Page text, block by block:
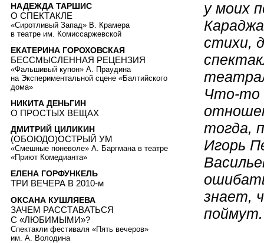
у моих
стихи,
Что-то
тогда,
Игорь
знает,
НАДЕЖДА ТАРШИС
О СПЕКТАКЛЕ
«Сиротливый Запад» В. Крамера
в театре им. Комиссаржевской
ЕКАТЕРИНА ГОРОХОВСКАЯ
БЕССМЫСЛЕННАЯ РЕЦЕНЗИЯ
«Фальшивый купон» А. Праудина
на Экспериментальной сцене «Балтийского
дома»
НИКИТА ДЕНЬГИН
О ПРОСТЫХ ВЕЩАХ
ДМИТРИЙ ЦИЛИКИН
(ОБОЮДО)ОСТРЫЙ УМ
«Смешные поневоле» А. Баргмана в театре
«Приют Комедианта»
ЕЛЕНА ГОРФУНКЕЛЬ
ТРИ ВЕЧЕРА В 2010-м
ОКСАНА КУШЛЯЕВА
ЗАЧЕМ РАССТАВАТЬСЯ
С «ЛЮБИМЫМИ»?
Спектакли фестиваля «Пять вечеров»
им. А. Володина